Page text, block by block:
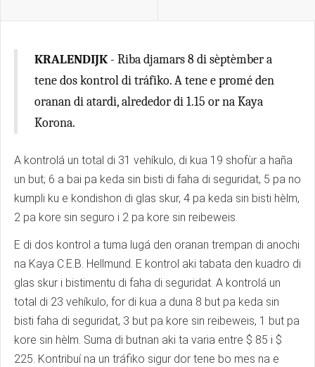
KRALENDIJK- Riba djamars 8 di sèptèmber a
tene dos kontrol di tráfiko. A tene e promé den
oranan di atardi, alrededor di 1.15 or na Kaya
Korona.
A kontrolá un total di 31 vehíkulo, di kua 19 shofùr a haña
un but; 6 a bai pa keda sin bisti di faha di seguridat, 5 pa no
kumpli ku e kondishon di glas skur, 4 pa keda sin bisti hèlm,
2 pa kore sin seguro i 2 pa kore sin reibeweis.
E di dos kontrol a tuma lugá den oranan trempan di anochi
na Kaya C.E.B. Hellmund. E kontrol aki tabata den kuadro di
glas skur i bistimentu di faha di seguridat. A kontrolá un
total di 23 vehíkulo, for di kua a duna 8 but pa keda sin
bisti faha di seguridat, 3 but pa kore sin reibeweis, 1 but pa
kore sin hèlm. Suma di butnan aki ta varia entre $ 85 i $
225. Kontribuí na un tráfiko sigur dor tene bo mes na e